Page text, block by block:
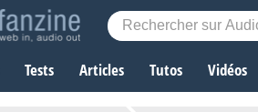
Tests Articles Tutos Vidéos